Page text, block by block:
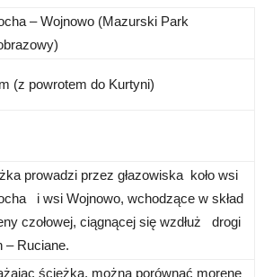
– Wojnowo (Mazurski Park
(z powrotem do Kurtyni)
prowadzi przez głazowiska koło wsi
i wsi Wojnowo, wchodzące w skład
czołowej, ciągnącej się wzdłuż drogi
– Ruciane.
ścieżką, można porównać morenę